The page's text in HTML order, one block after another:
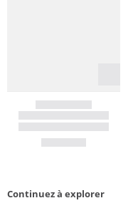
Continuez à explorer